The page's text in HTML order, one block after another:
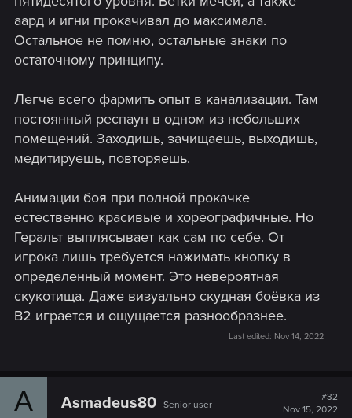
аард и игни прокачивал до максимала.
Остальное не помню, остальные знаки по
остаточному принципу.
Легче всего фармить опыт в канализации. Там
постоянный респаун в одном из небольших
помещений. Заходишь, зачищаешь, выходишь,
медитируешь, повторяешь.
Анимации боя при полной прокачке
естественно красивые и хореографичные. Но
Геральт выплясывает как сам по себе. От
игрока лишь требуется нажимать кнопку в
определенный момент. Это невероятная
скукотища. Даже визуально скудная боёвка из
В2 играется и ощущается разнообразнее.
Last edited: Nov 14, 2022
A Asmadeus80 Senior user
#32
Nov 15, 2022